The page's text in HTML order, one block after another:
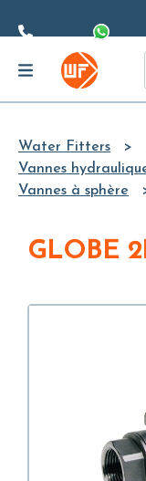
Water Fitters
Vannes
Vannes à sphère
GLOBE